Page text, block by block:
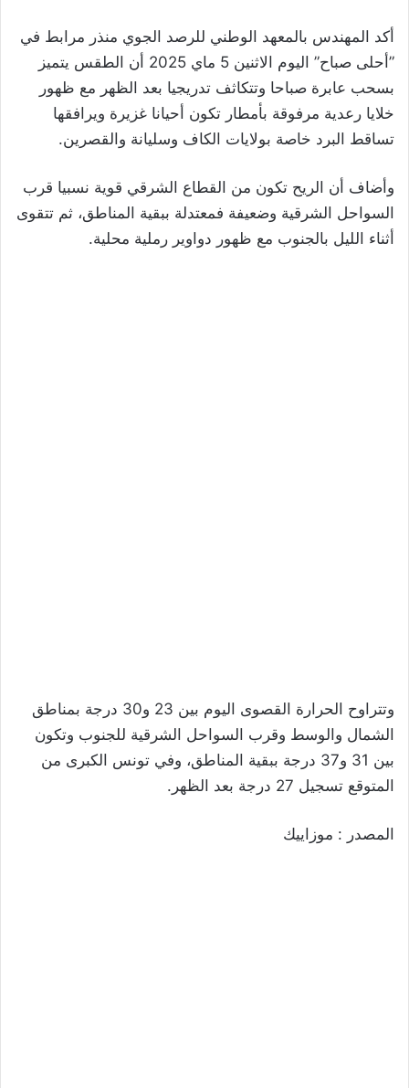
أكد المهندس بالمعهد الوطني للرصد الجوي منذر مرابط في
”أحلى صباح” اليوم الاثنين 5 ماي 2025 أن الطقس يتميز
بسحب عابرة صباحا وتتكاثف تدريجيا بعد الظهر مع ظهور
خلايا رعدية مرفوقة بأمطار تكون أحيانا غزيرة ويرافقها
تساقط البرد خاصة بولايات الكاف وسليانة والقصرين.
وأضاف أن الريح تكون من القطاع الشرقي قوية نسبيا قرب
السواحل الشرقية وضعيفة فمعتدلة ببقية المناطق، ثم تتقوى
أثناء الليل بالجنوب مع ظهور دواوير رملية محلية.
وتتراوح الحرارة القصوى اليوم بين 23 و30 درجة بمناطق
الشمال والوسط وقرب السواحل الشرقية للجنوب وتكون
بين 31 و37 درجة ببقية المناطق، وفي تونس الكبرى من
المتوقع تسجيل 27 درجة بعد الظهر.
المصدر : موزاييك